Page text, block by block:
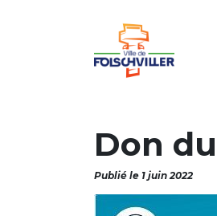
Don
Publié le 1 juin 2022